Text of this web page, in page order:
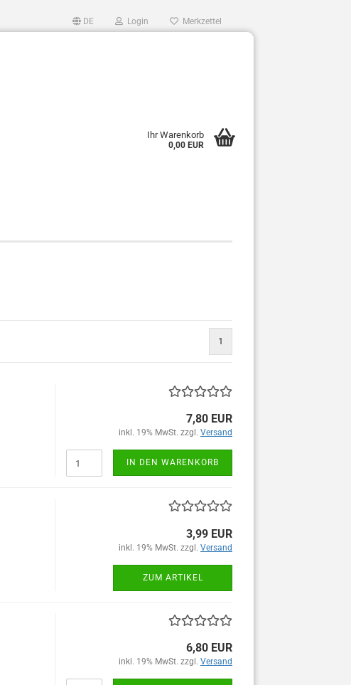
DE Login Merkzettel
Ihr Warenkorb
0,00 EUR
1
7,80 EUR
inkl. 19% MwSt. zzgl. Versand
IN DEN WARENKORB
3,99 EUR
inkl. 19% MwSt. zzgl. Versand
ZUM ARTIKEL
6,80 EUR
inkl. 19% MwSt. zzgl. Versand